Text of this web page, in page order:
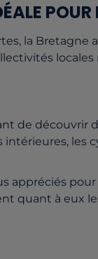
POUR
la Bretagne
de découvrir
les
appréciés
quant à eux